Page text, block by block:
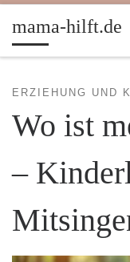
Zum Inhalt springen
mama-hilft.de
ERZIEHUNG UND
Wo ist
–